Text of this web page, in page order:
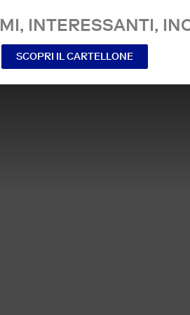
INTERESSANTI,
SCOPRI IL CARTELLONE